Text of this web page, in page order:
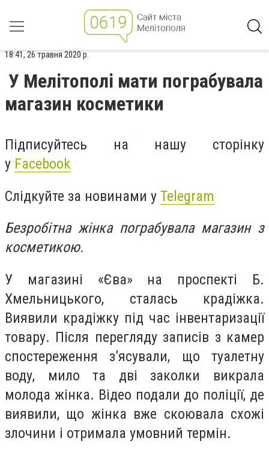
18:41, 26 травня 2020 р.
У Мелітополі мати пограбувала
магазин косметики
Підписуйтесь на нашу сторінку
у Facebook
Слідкуйте за новинами у Telegram
Безробітна жінка пограбувала магазин з
косметикою.
У магазині «Єва» на проспекті Б.
Хмельницького, сталась крадіжка.
Виявили крадіжку під час інвентаризації
товару. Після перегляду записів з камер
спостереження з’ясували, що туалетну
воду, мило та дві заколки викрала
молода жінка. Відео подали до поліції, де
виявили, що жінка вже скоювала схожі
злочини і отримала умовний термін.